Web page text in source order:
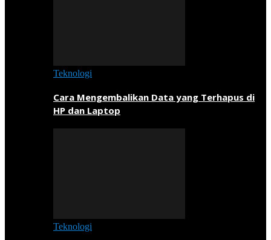
Teknologi
Cara Mengembalikan Data yang Terhapus di
HP dan Laptop
Teknologi